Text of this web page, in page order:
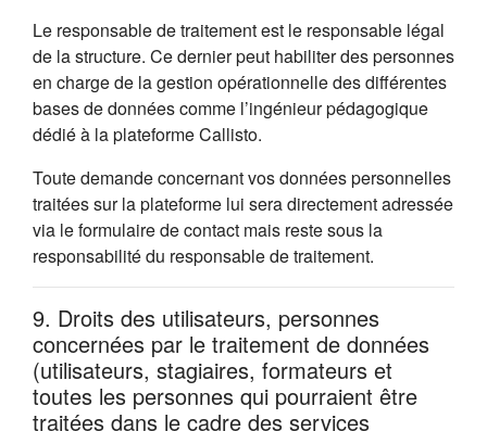
Le responsable de traitement est le responsable légal
de la structure. Ce dernier peut habiliter des personnes
en charge de la gestion opérationnelle des différentes
bases de données comme l’ingénieur pédagogique
dédié à la plateforme Callisto.
Toute demande concernant vos données personnelles
traitées sur la plateforme lui sera directement adressée
via le formulaire de contact mais reste sous la
responsabilité du responsable de traitement.
9. Droits des utilisateurs, personnes
concernées par le traitement de données
(utilisateurs, stagiaires, formateurs et
toutes les personnes qui pourraient être
traitées dans le cadre des services